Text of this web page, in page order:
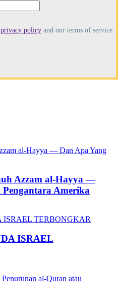
privacy policy and our terms of service.
Azzam al-Hayya —
Amerika
ISRAEL